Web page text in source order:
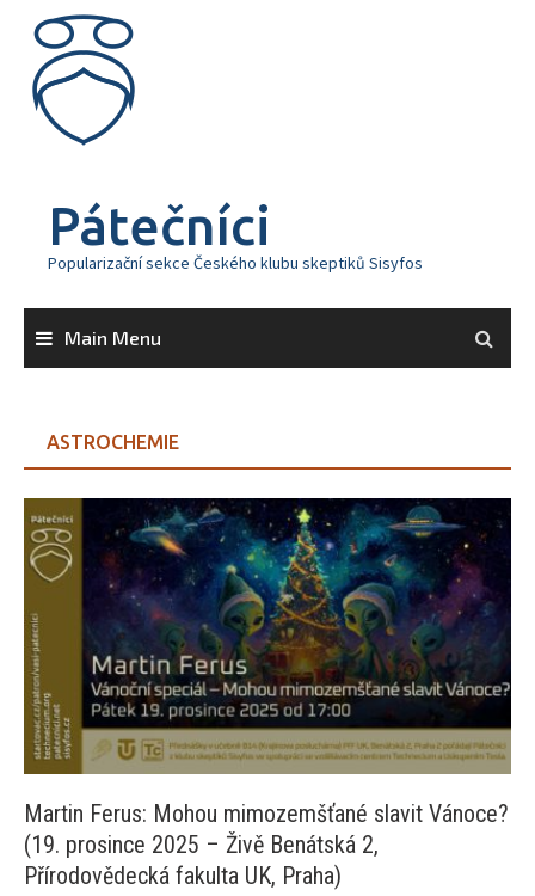
content
Pátečníci
Popularizační sekce Českého klubu skeptiků Sisyfos
Main Menu
ASTROCHEMIE
Martin Ferus: Mohou mimozemšťané slavit Vánoce?
(19. prosince 2025 – Živě Benátská 2,
Přírodovědecká fakulta UK, Praha)